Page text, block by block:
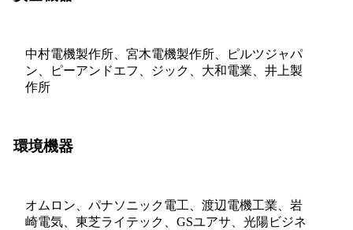
中村電機製作所、宮木電機製作所、ピルツジャパ
ン、ピーアンドエフ、ジック、大和電業、井上製
作所
環境機器
オムロン、パナソニック電工、渡辺電機工業、岩
崎電気、東芝ライテック、GSユアサ、光陽ビジネ